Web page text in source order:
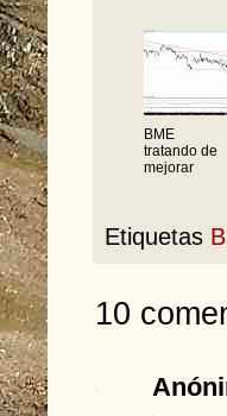
BME
tratando de
mejorar
Etiquetas
10